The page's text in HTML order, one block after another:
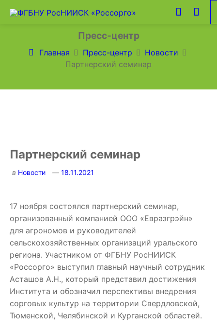
Пресс-центр
Главная Пресс-центр
Новости
Партнерский семинар
Партнерский семинар
в Новости 18.11.2021
17 ноября состоялся партнерский семинар,
организованный компанией ООО «Евразгрэйн»
для агрономов и руководителей
сельскохозяйственных организаций уральского
региона. Участником от ФГБНУ РосНИИСК
«Россорго» выступил главный научный сотрудник
Асташов А.Н., который представил достижения
Института и обозначил перспективы внедрения
сорговых культур на территории Свердловской,
Тюменской, Челябинской и Курганской областей.